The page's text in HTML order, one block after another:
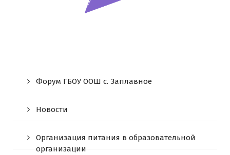
Форум ГБОУ ООШ c. Заплавное
Новости
Организация питания в образовательной
организации